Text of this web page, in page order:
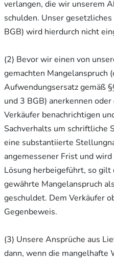
verlangen, die wir unserem
schulden. Unser
BGB) wird hierdurch nicht
(2) Bevor wir einen von
gemachten Mangelanspruch
Aufwendungsersatz gemäß
und 3 BGB) anerkennen
Verkäufer benachrichtigen
Sachverhalts um schriftliche
eine substantiierte
angemessener Frist und
Lösung herbeigeführt, so gilt
gewährte Mangelanspruch
geschuldet. Dem Verkäufer
Gegenbeweis.
(3) Unsere Ansprüche aus
dann, wenn die mangelhafte